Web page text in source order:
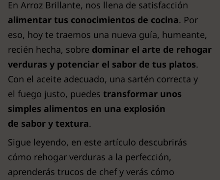
En Arroz Brillante, nos llena de satisfacción
alimentar tus conocimientos de cocina. Por
eso, hoy te traemos una nueva guía, humeante,
recién hecha, sobre dominar el arte de rehogar
verduras y potenciar el sabor de tus platos.
Con el aceite adecuado, una sartén correcta y
el fuego justo, puedes transformar unos
simples alimentos en una explosión
de sabor y textura.
Sigue leyendo, en este artículo descubrirás
cómo rehogar verduras a la perfección,
aprenderás trucos de chef y verás cómo